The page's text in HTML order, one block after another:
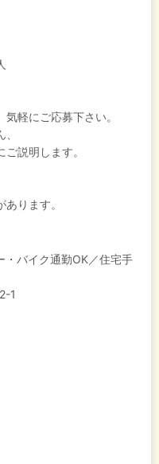
軽にご応募下さい。
説明します。
ります。
・バイク通勤OK／住宅手
1